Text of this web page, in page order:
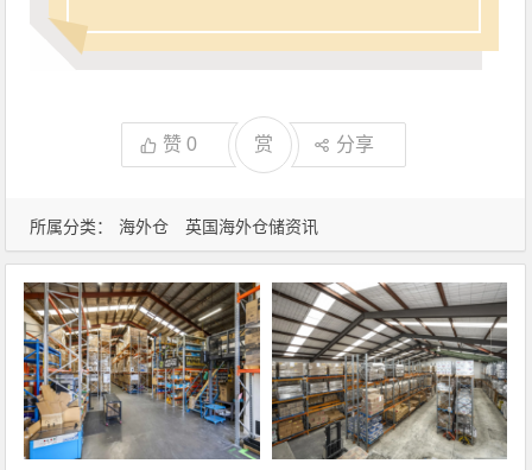
所属分类： 海外仓 英国海外仓储资讯
赞0 赏 分享